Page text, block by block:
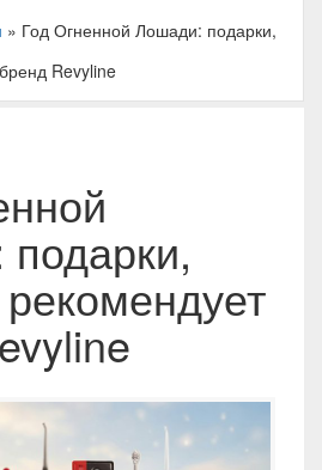
» Год Огненной Лошади: подарки,
Revyline